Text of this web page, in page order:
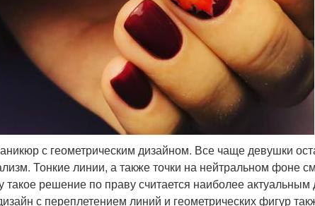
с геометрическим дизайном. Все чаще девушки
Тонкие линии, а также точки на нейтральном фоне
решение по праву считается наиболее
с переплетением линий и геометрических фигур